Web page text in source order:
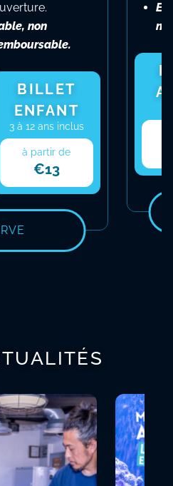
non
BILLET
ENFANT
3 à 12 ans inclus
à partir de
Prix de l'offre: 13.00
€13
E-